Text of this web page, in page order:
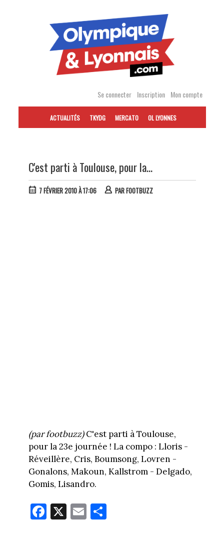
Se connecter Inscription Mon compte
ACTUALITÉS TKYDG MERCATO OL LYONNES
C'est parti à Toulouse, pour la...
7 FÉVRIER 2010 À 17:06 PARFOOTBUZZ
(par footbuzz)C'est parti à Toulouse,
pour la 23e journée ! La compo : Lloris -
Réveillère, Cris, Boumsong, Lovren -
Gonalons, Makoun, Kallstrom - Delgado,
Gomis, Lisandro.
Fa
ce
X E
m
Pa